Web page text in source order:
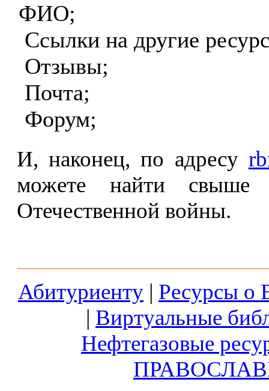
ФИО;
Ссылки на другие
Отзывы;
Почта;
Форум;
И, наконец, по адресу
можете найти свыше
Отечественной войны.
Абитуриенту | Ресурсы о
| Виртуальные
Нефтегазовые